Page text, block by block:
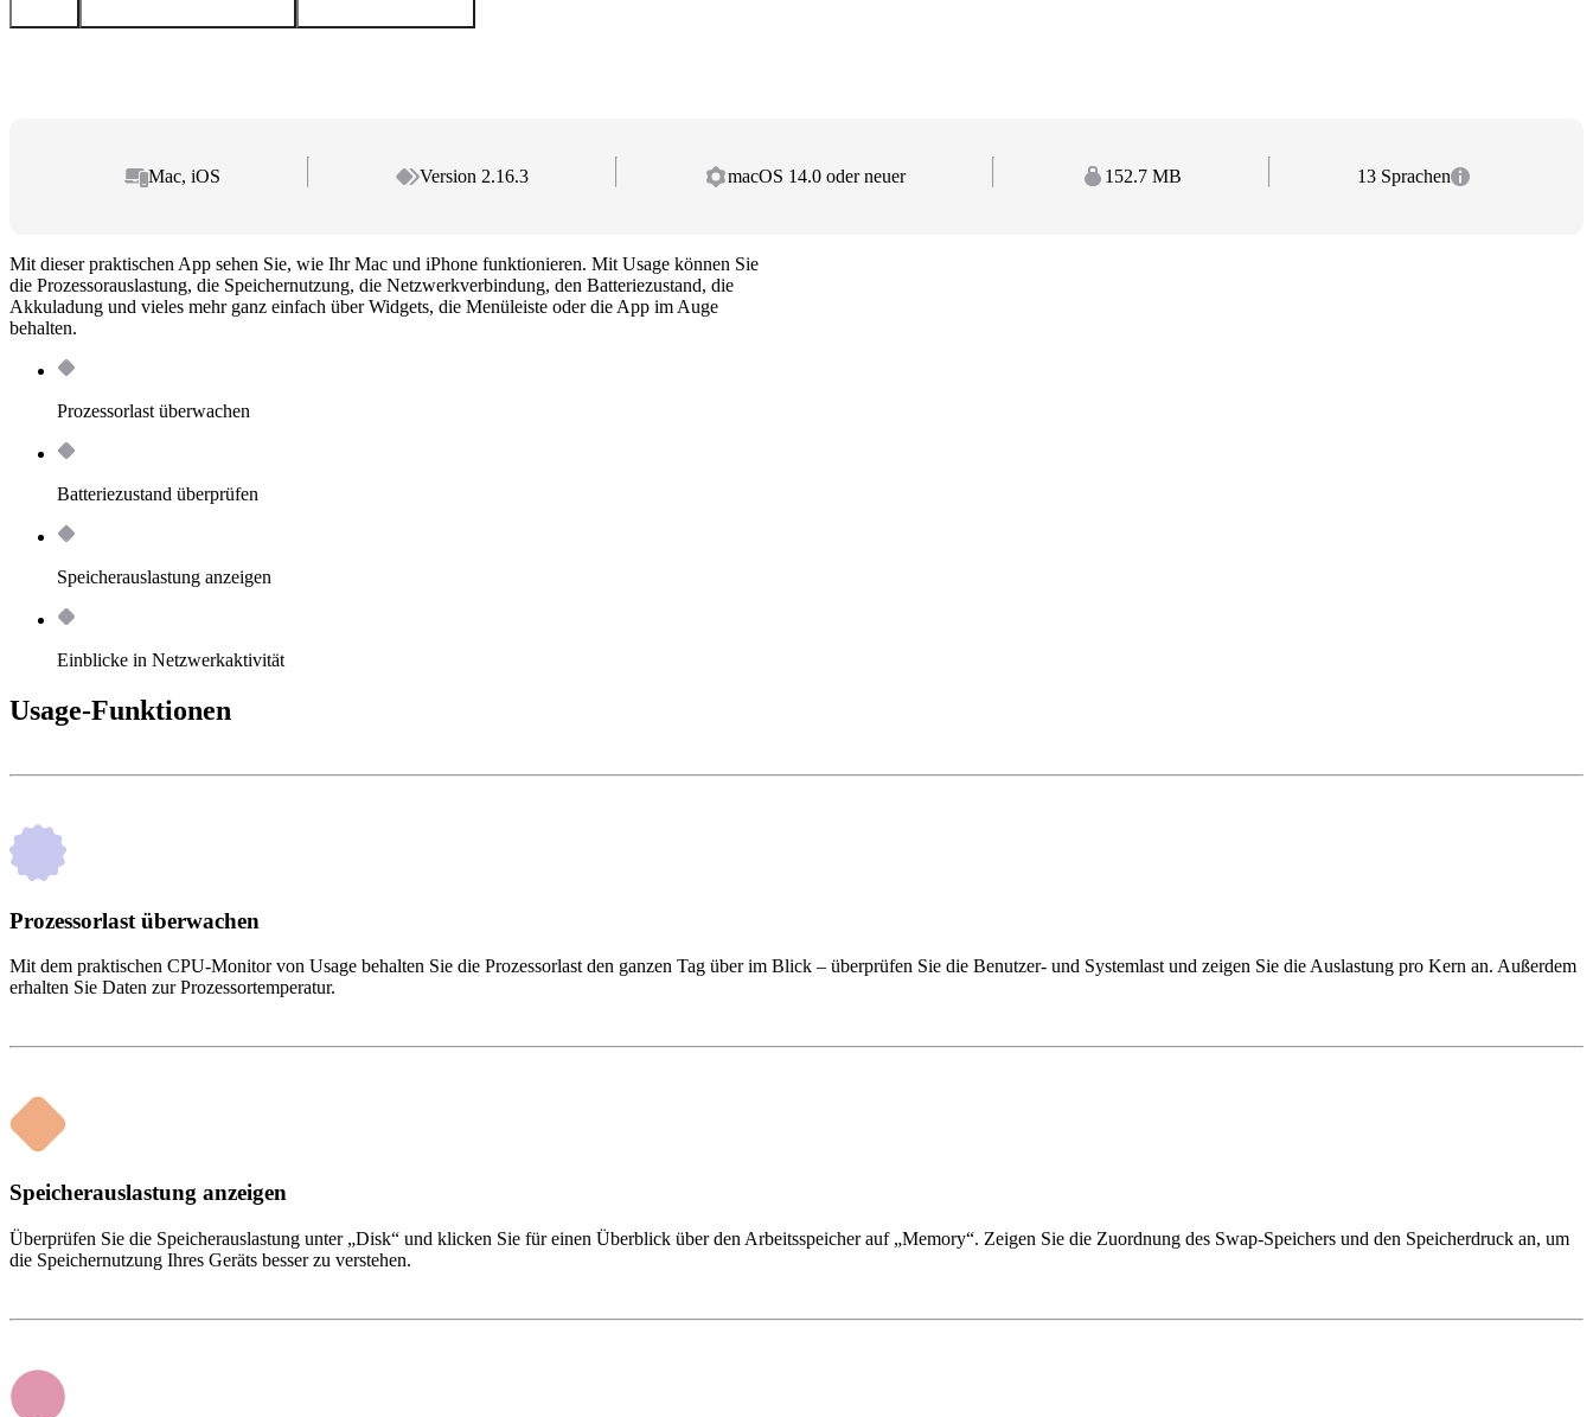
Mac, iOS Version 2.16.3 macOS 14.0 oder neuer 152.7 MB 13 Sprachen
Mit dieser praktischen App sehen Sie, wie Ihr Mac und iPhone funktionieren. Mit Usage können Sie
die Prozessorauslastung, die Speichernutzung, die Netzwerkverbindung, den Batteriezustand, die
Akkuladung und vieles mehr ganz einfach über Widgets, die Menüleiste oder die App im Auge
behalten.
Prozessorlast überwachen
Batteriezustand überprüfen
Speicherauslastung anzeigen
Einblicke in Netzwerkaktivität
Usage-Funktionen
Prozessorlast überwachen
Mit dem praktischen CPU-Monitor von Usage behalten Sie die Prozessorlast den ganzen Tag über im Blick – überprüfen Sie die Benutzer- und Systemlast und zeigen Sie die Auslastung pro Kern an. Außerdem
erhalten Sie Daten zur Prozessortemperatur.
Speicherauslastung anzeigen
Überprüfen Sie die Speicherauslastung unter „Disk“ und klicken Sie für einen Überblick über den Arbeitsspeicher auf „Memory“. Zeigen Sie die Zuordnung des Swap-Speichers und den Speicherdruck an, um
die Speichernutzung Ihres Geräts besser zu verstehen.